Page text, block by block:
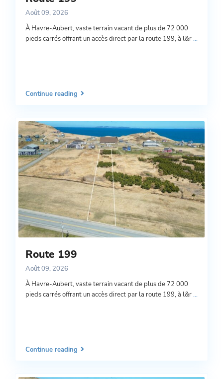
Août 09, 2026
À Havre-Aubert, vaste terrain vacant de plus de 72 000
pieds carrés offrant un accès direct par la route 199, à l&r...
Continue reading
Route 199
Août 09, 2026
À Havre-Aubert, vaste terrain vacant de plus de 72 000
pieds carrés offrant un accès direct par la route 199, à l&r...
Continue reading